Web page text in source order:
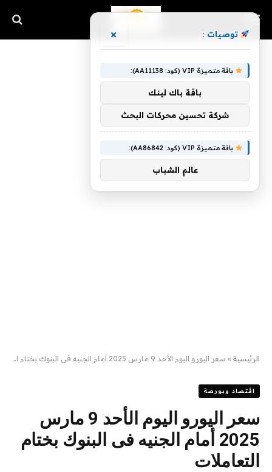
الرئيسية » سعر اليورو اليوم الأحد 9 مارس 2025 أمام الجنيه فى البنوك بختام التعاملات
اقتصاد وبورصة
سعر اليورو اليوم الأحد 9 مارس
2025 أمام الجنيه فى البنوك بختام
التعاملات
توصيات : ×
باقة متميزة VIP (كود: AA11138):
باقة باك لينك
شركة تحسين محركات البحث
باقة متميزة VIP (كود: AA86842):
عالم الشباب